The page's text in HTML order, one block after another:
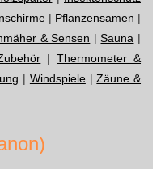
| Pflanzensamen |
& Sensen |Sauna |
|Thermometer &
| Windspiele|Zäune &